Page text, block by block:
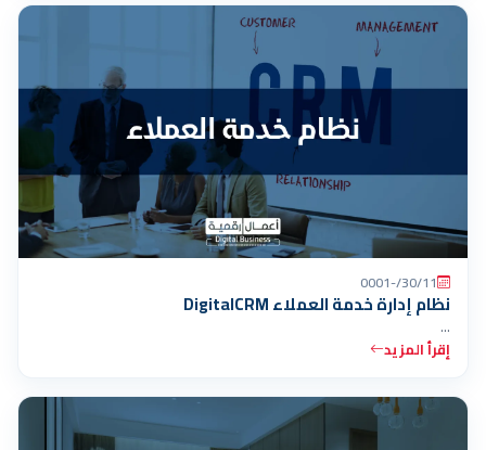
30/11/-0001
نظام إدارة خدمة العملاء DigitalCRM
…
إقرأ المزيد